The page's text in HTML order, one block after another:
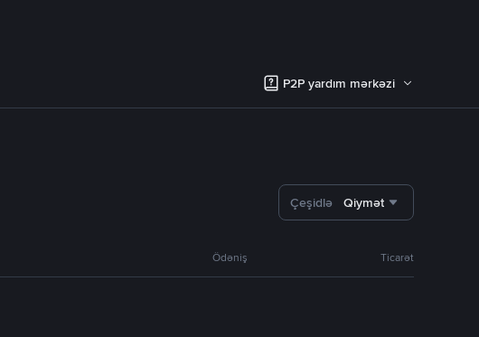
P2P yardım mərkəzi
Çeşidlə Qiymət
Ödəniş Ticarət